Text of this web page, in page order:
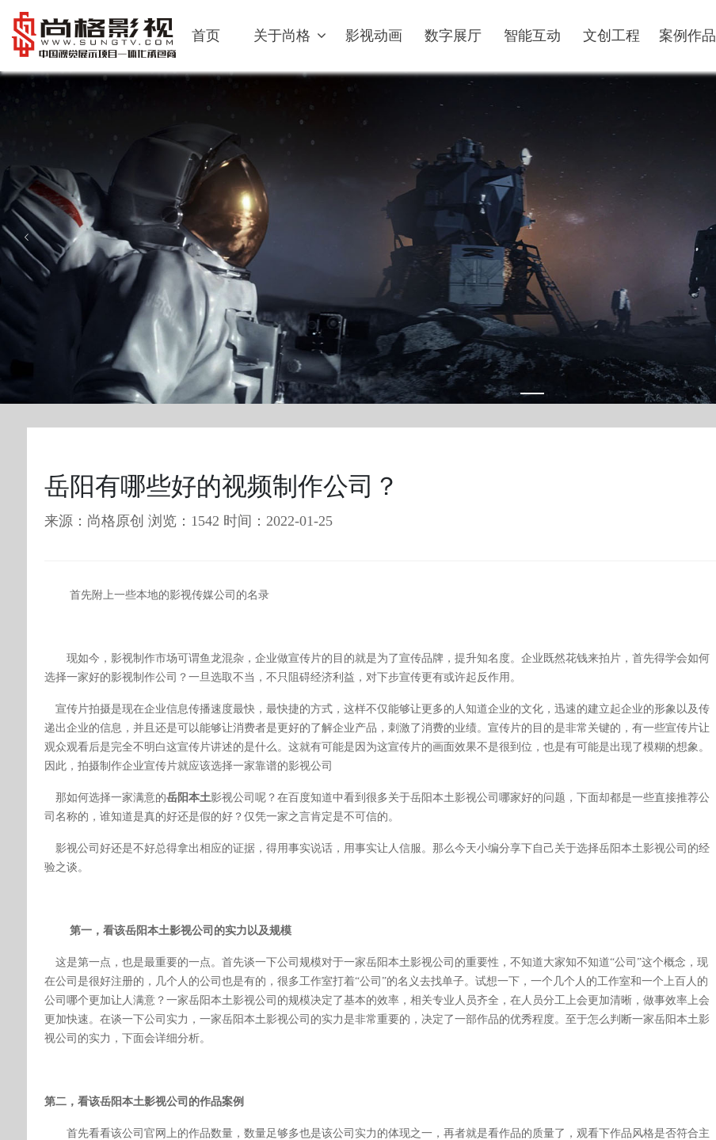
首页 关于尚格 影视动画 数字展厅 智能互动 文创工程 案例作品
岳阳有哪些好的视频制作公司？
来源：尚格原创 浏览：1542 时间：2022-01-25
首先附上一些本地的影视传媒公司的名录
现如今，影视制作市场可谓鱼龙混杂，企业做宣传片的目 ‌‌的就是为了宣传品牌，提升知名度。企业既然花钱来拍片，首先得学会如何
选择一家好的影视制作公司？一旦选取不当，不只阻碍经济利益，对下步宣传更有或许起反作用。
宣传片拍摄是现在企业信息传播速度最快，最快捷的方式，这样不仅能够让更多的人知道企业的文化，迅速的建立起企业的形象以及传
递出企业的信息，并且还是可以能够让消费者是更好的了解企业产品，刺激了消费的业绩。宣传片的目的是非常关键的，有一些宣传片让
观众观看后是完全不明白这宣传片讲述的是什么。这就有可能是因为这宣传片的画面效果不是很到位，也是有可能是出现了模糊的想象。
因此，拍摄制作企业宣传片就应该选择一家靠谱的影视公司
那如何选择一家满意的岳阳本土影视公司呢？在百度知道中看到很多关于岳阳本土影视公司哪家好的问题，下面却都是一些直接推荐公
司名称的，谁知道是真的好还是假的好？仅凭一家之言肯定是不可信的。
影视公司好还是不好总得拿出相应的证据，得用事实说话，用事实让人信服。那么今天小编分享下自己关于选择岳阳本土影视公司的经
验之谈。
第一， 看该岳阳本土影视公司的实力以及规模
这是第一点，也是最重要的一点。首先谈一下公司规模对于一家岳阳本土影视公司的重要性，不知道大家知不知道“公司”这个概念，现
在公司是很好注册的，几个人的公司也是有的，很多工作室打着“公司”的名义去找单子。试想一下，一个几个人的工作室和一个上百人的
公司哪个更加让人满意？一家岳阳本土影视公司的规模决定了基本的效率，相关专业人员齐全，在人员分工上会更加清晰，做事效率上会
更加快速。在谈一下公司实力，一家岳阳本土影视公司的实力是非常重要的，决定了一部作品的优秀程度。至于怎么判断一家岳阳本土影
视公司的实力，下面会详细分析。
第二， 看该岳阳本土影视公司的作品案例
首先看看该公司官网上的作品数量，数量足够多也是该公司实力的体现之一，再者就是看作品的质量了，观看下作品风格是否符合主